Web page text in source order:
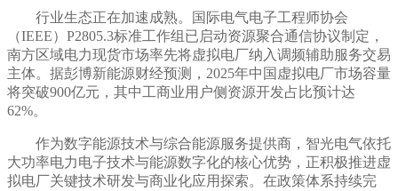
行业生态正在加速成熟。国际电气电子工程师协会
（IEEE）P2805.3标准工作组已启动资源聚合通信协议制定，
南方区域电力现货市场率先将虚拟电厂纳入调频辅助服务交易
主体。据彭博新能源财经预测，2025年中国虚拟电厂市场容量
将突破900亿元，其中工商业用户侧资源开发占比预计达
62%。
作为数字能源技术与综合能源服务提供商，智光电气依托
大功率电力电子技术与能源数字化的核心优势，正积极推进虚
拟电厂关键技术研发与商业化应用探索。在政策体系持续完